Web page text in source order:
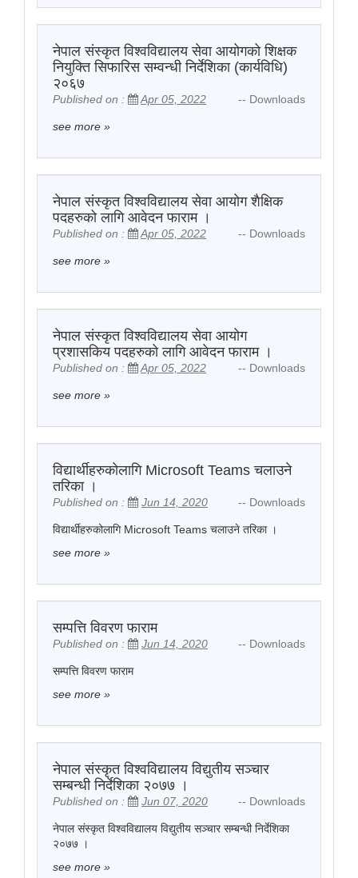
नेपाल संस्कृत विश्वविद्यालय सेवा आयोगको शिक्षक
नियुक्ति सिफारिस सम्वन्धी निर्देशिका (कार्यविधि)
२०६७
Published on : Apr 05, 2022 -- Downloads
see more »
नेपाल संस्कृत विश्वविद्यालय सेवा आयोग शैक्षिक
पदहरुको लागि आवेदन फाराम ।
Published on : Apr 05, 2022 -- Downloads
see more »
नेपाल संस्कृत विश्वविद्यालय सेवा आयोग
प्रशासकिय पदहरुको लागि आवेदन फाराम ।
Published on : Apr 05, 2022 -- Downloads
see more »
विद्यार्थीहरुकोलागि Microsoft Teams चलाउने
तरिका ।
Published on : Jun 14, 2020 -- Downloads
विद्यार्थीहरुकोलागि Microsoft Teams चलाउने तरिका ।
see more »
सम्पत्ति विवरण फाराम
Published on : Jun 14, 2020 -- Downloads
सम्पत्ति विवरण फाराम
see more »
नेपाल संस्कृत विश्वविद्यालय विद्युतीय सञ्चार
सम्बन्धी निर्देशिका २०७७ ।
Published on : Jun 07, 2020 -- Downloads
नेपाल संस्कृत विश्वविद्यालय विद्युतीय सञ्चार सम्बन्धी निर्देशिका
२०७७ ।
see more »